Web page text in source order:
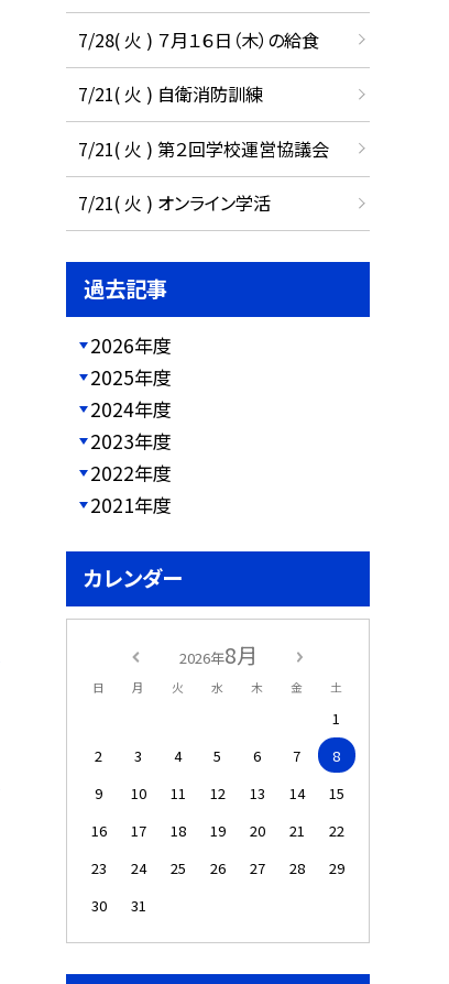
7/28( 火 ) ７月１６日（木）の給食
7/21( 火 ) 自衛消防訓練
7/21( 火 ) 第２回学校運営協議会
7/21( 火 ) オンライン学活
過去記事
2026年度
2025年度
2024年度
2023年度
2022年度
2021年度
カレンダー
2026年8月
日 月 火 水 木 金 土
1
2
3 4 5 6 7
8
9
10 11 12 13 14
15
16
17 18 19 20 21
22
23
24 25 26 27 28
29
30
31